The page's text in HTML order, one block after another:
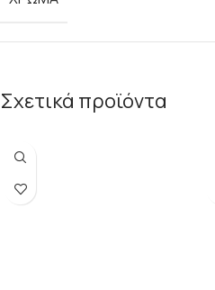
Σχετικά προϊόντα